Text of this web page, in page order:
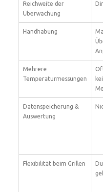
Reichweite der
Überwachung
Handhabung
Mehrere
Temperaturmessungen
Datenspeicherung &
Auswertung
Flexibilität beim Grillen